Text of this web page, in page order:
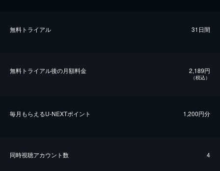
無料トライアル 31日間
無料トライアル後の⽉額料金 2,189円
（税込）
毎⽉もらえるU-NEXTポイント 1,200円分
同時視聴アカウント数 4